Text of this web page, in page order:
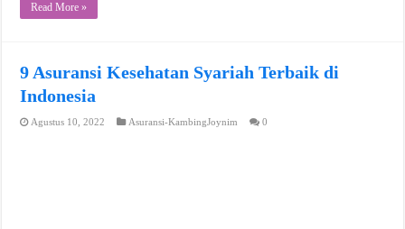
Read More »
9 Asuransi Kesehatan Syariah Terbaik di
Indonesia
Agustus 10, 2022 Asuransi-KambingJoynim 0